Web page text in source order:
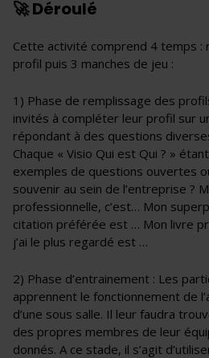
🚀 Déroulé
Cette activité comprend 4 temps :
profil puis 3 manches de jeu :
1) Phase de remplissage des
invités à compléter leur profil sur
répondant à des questions
Chaque « Visio Qui est Qui ? »
exemples de questions ouvertes
souvenir au sein de l’entreprise ?
professionnelle, c’est… Mon
citation préférée est … Mon livre
j’ai le plus regardé est …
2) Phase d’entrainement : Les
apprennent le fonctionnement de
d’une sous salle. Il leur faudra
des propres membres de leur
donnés. A ce stade, il s’agit